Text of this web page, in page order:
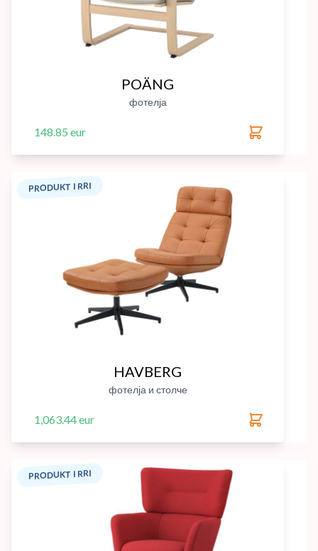
POÄNG
фотелја
148.85 eur
PRODUKT I RRI
HAVBERG
фотелја и столче
1,063.44 eur
PRODUKT I RRI